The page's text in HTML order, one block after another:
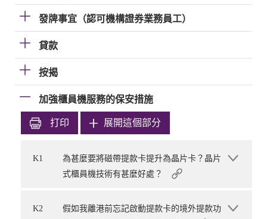
發牌事宜（認可機構證券業務員工）
貸款
按揭
加強櫃員機服務的保安措施
打印 展開這個部分
K1
為甚麼要將磁帶提款卡提升為晶片卡？晶片
式櫃員機技術有甚麼好處？
K2
假如我離港前忘記啟動提款卡的境外提款功